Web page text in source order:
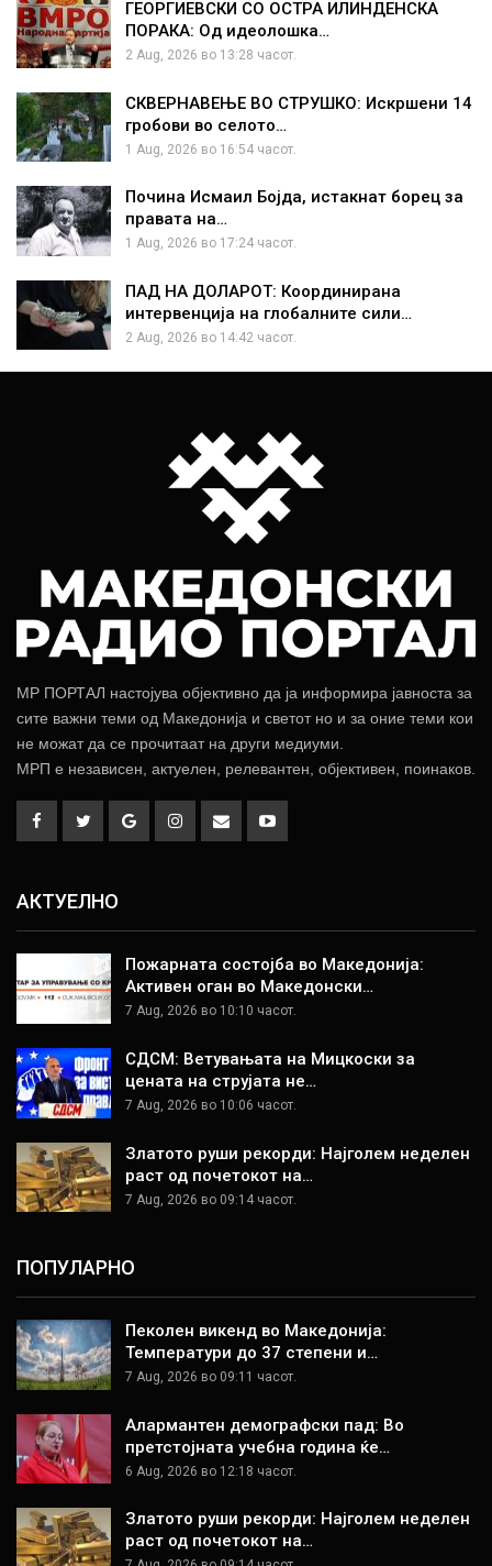
ГЕОРГИЕВСКИ СО ОСТРА ИЛИНДЕНСКА
ПОРАКА: Од идеолошка…
2 Aug, 2026 во 13:28 часот.
СКВЕРНАВЕЊЕ ВО СТРУШКО: Искршени 14
гробови во селото…
1 Aug, 2026 во 16:54 часот.
Почина Исмаил Бојда, истакнат борец за
правата на…
1 Aug, 2026 во 17:24 часот.
ПАД НА ДОЛАРОТ: Координирана
интервенција на глобалните сили…
2 Aug, 2026 во 14:42 часот.
МР ПОРТАЛ настојува објективно да ја информира јавноста за
сите важни теми од Македонија и светот но и за оние теми кои
не можат да се прочитаат на други медиуми.
МРП е независен, актуелен, релевантен, објективен, поинаков.
АКТУЕЛНО
Пожарната состојба во Македонија:
Активен оган во Македонски…
7 Aug, 2026 во 10:10 часот.
СДСМ: Ветувањата на Мицкоски за
цената на струјата не…
7 Aug, 2026 во 10:06 часот.
Златото руши рекорди: Најголем неделен
раст од почетокот на…
7 Aug, 2026 во 09:14 часот.
ПОПУЛАРНО
Пеколен викенд во Македонија:
Температури до 37 степени и…
7 Aug, 2026 во 09:11 часот.
Алармантен демографски пад: Во
претстојната учебна година ќе…
6 Aug, 2026 во 12:18 часот.
Златото руши рекорди: Најголем неделен
раст од почетокот на…